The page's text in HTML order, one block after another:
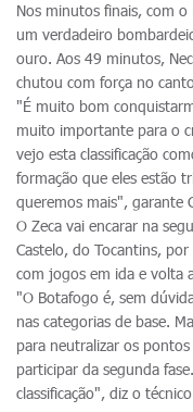
Nos minutos finais, com
um verdadeiro
ouro. Aos 49 minutos,
chutou com força no
"É muito bom
muito importante para o
vejo esta classificação
formação que eles estão
queremos mais", garante
O Zeca vai encarar na
Castelo, do Tocantins,
com jogos em ida e volta
"O Botafogo é, sem
nas categorias de base.
para neutralizar os
participar da segunda
classificação", diz o